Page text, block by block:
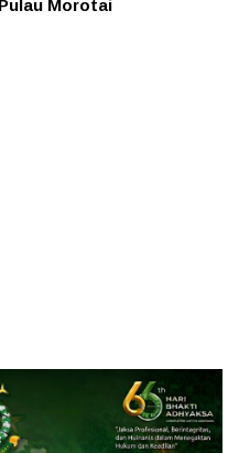
Pulau Morotai